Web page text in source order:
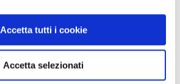
Accetta tutti i cookie
Accetta selezionati